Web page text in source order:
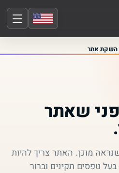
השקת אתר
שאתר
מוכן. האתר צריך להיות
טפסים תקינים וברור